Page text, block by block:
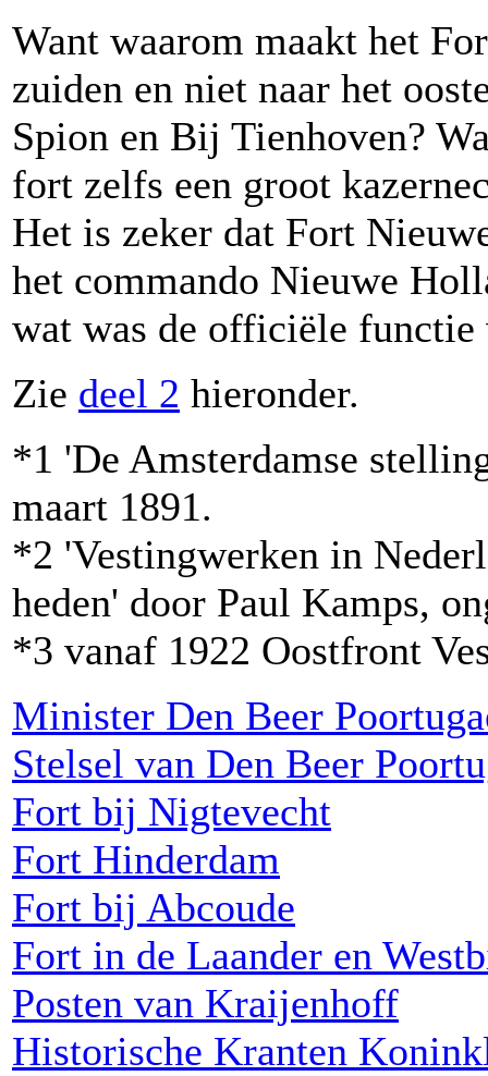
Want waarom maakt het
zuiden en niet naar het
Spion en Bij Tienhoven?
fort zelfs een groot
Het is zeker dat Fort
het commando Nieuwe
wat was de officiële
Zie deel 2 hieronder.
*1 'De Amsterdamse
maart 1891.
*2 'Vestingwerken in
heden' door Paul Kamps,
*3 vanaf 1922 Oostfront
Minister Den Beer
Stelsel van Den Beer
Fort bij Nigtevecht
Fort Hinderdam
Fort bij Abcoude
Fort in de Laander en
Posten van Kraijenhoff
Historische Kranten